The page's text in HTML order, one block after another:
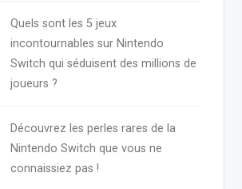
Quels sont les 5 jeux
incontournables sur Nintendo
Switch qui séduisent des millions de
joueurs ?
Découvrez les perles rares de la
Nintendo Switch que vous ne
connaissiez pas !